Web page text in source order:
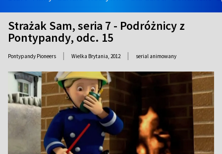
Strażak Sam, seria 7 - Podróżnicy z
Pontypandy, odc. 15
Pontypandy Pioneers | Wielka Brytania, 2012 | serial animowany